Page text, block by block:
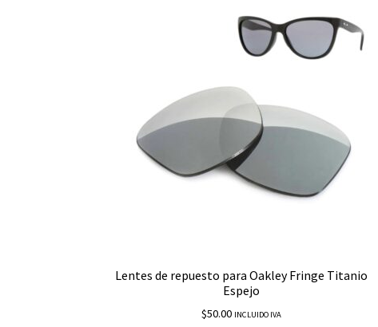
Lentes de repuesto para Oakley Fringe Titanio
Espejo
$50.00 INCLUIDO IVA